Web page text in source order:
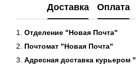
Доставка Оплата
1. Отделение "Новая Почта"
2. Почтомат "Новая Почта"
3. Адресная доставка курьером